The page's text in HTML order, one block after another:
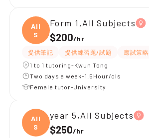
All
S
Form 1,All Subjects
$200/hr
提供筆記 提供練習題/試題 應試策略
1 to 1 tutoring-Kwun Tong
Two days a week-1.5Hour/cls
Female tutor-University
All
S
year 5,All Subjects
$250/hr